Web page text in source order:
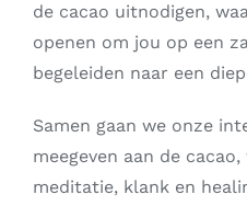
de cacao uitnodigen,
openen om jou op een
begeleiden naar een
Samen gaan we onze
meegeven aan de
meditatie, klank en